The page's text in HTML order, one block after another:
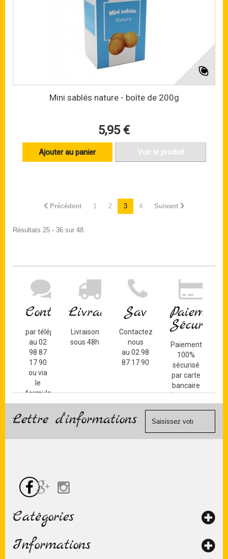
Mini sablés nature - boîte de 200g
5,95 €
Ajouter au panier Voir le produit
Précédent 1 2 3 4 Suivant
Résultats 25 - 36 sur 48.
Contact
par téléphone
au 02
98 87
17 90
ou via
le
formulaire
de
contact
Livraison
Livraison
sous 48h
Sav
Contactez-
nous
au 02 98
87 17 90
Paiement
Sécurisé
Paiement
100%
sécurisé
par carte
bancaire
(Mastercard,
Visa, ...) et
Lettre d'informations
Catégories
Informations